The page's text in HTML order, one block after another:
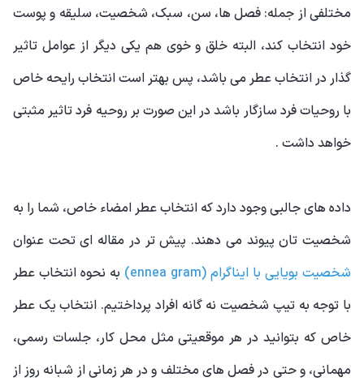
مختلفی از جمله: فصل ها، سن، سبک، شخصیت، سلیقه و پوست
خود انتخاب کند، البته خلق و خوی هم یکی دیگر از عوامل تاثیر
گذار در انتخاب عطر می باشد، پس بهتر است انتخاب رایحه خاص
با روحیات فرد سازگار باشد در این صورت بر روحیه فرد تاثیر مثبتی
خواهد داشت .
داده های جالبی وجود دارد که انتخاب عطر امضاء خاص، شما را به
شخصیت تان پیوند می دهند. پیش تر در مقاله ای تحت عنوان
شخصیت بویایی با ایناگرام (ennea gram)
به نحوه انتخاب عطر
با توجه به تیپ شخصیت نه گانه افراد پرداختیم. انتخاب یک عطر
خاص که بتوانید در هر موقعیتی مثل محل کار، جلسات رسمی،
مهمانی، و حتی در فصل های مختلف و در هر زمانی از شبانه روز از